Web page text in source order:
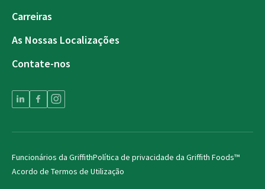
Carreiras
As Nossas Localizações
Contate-nos
Funcionários da GriffithPolítica de privacidade da Griffith Foods™
Acordo de Termos de Utilização